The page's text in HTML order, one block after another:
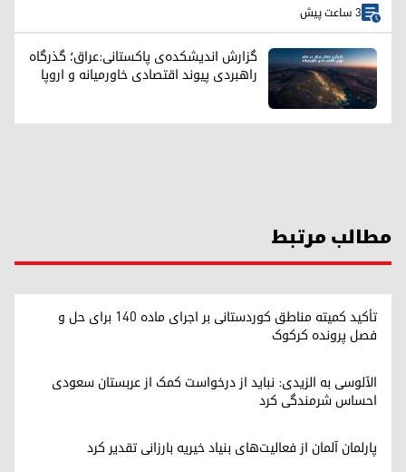
3 ساعت پیش
گزارش اندیشکده‌ی پاکستانی:عراق؛ گذرگاه
راهبردی پیوند اقتصادی خاورمیانه و اروپا
مطالب مرتبط
تأکید کمیته مناطق کوردستانی بر اجرای ماده ۱۴۰ برای حل و
فصل پرونده کرکوک
الآلوسی به الزیدی: نباید از درخواست کمک از عربستان سعودی
احساس شرمندگی کرد
پارلمان آلمان از فعالیت‌های بنیاد خیریه بارزانی تقدیر کرد